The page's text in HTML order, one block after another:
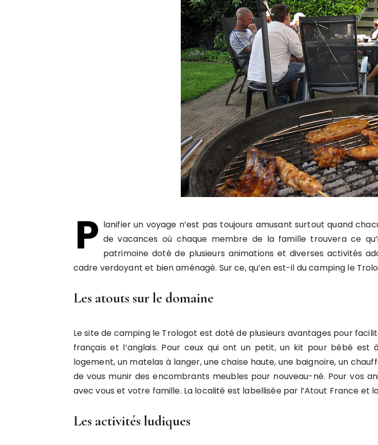
P lanifier un voyage n’est pas toujours amusant surtout quand
de vacances où chaque membre de la famille trouvera ce
patrimoine doté de plusieurs animations et diverses activités
cadre verdoyant et bien aménagé. Sur ce, qu’en est-il du camping le
Les atouts sur le domaine
Le site de camping le Trologot est doté de plusieurs avantages pour
français et l’anglais. Pour ceux qui ont un petit, un kit pour bébé
logement, un matelas à langer, une chaise haute, une baignoire, un
de vous munir des encombrants meubles pour nouveau-né. Pour vos
avec vous et votre famille. La localité est labellisée par l’Atout France et
Les activités ludiques